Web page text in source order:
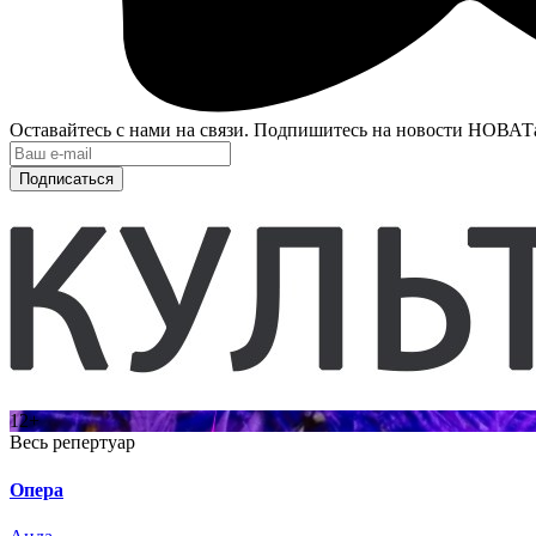
Оставайтесь с нами на связи. Подпишитесь на новости
Подписаться
12+
Весь репертуар
Опера